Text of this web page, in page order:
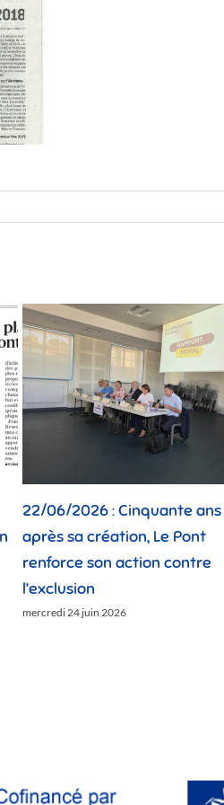
22/06/2026 : Cinquante ans
après sa création, Le Pont
renforce son action contre
l’exclusion
mercredi 24 juin 2026